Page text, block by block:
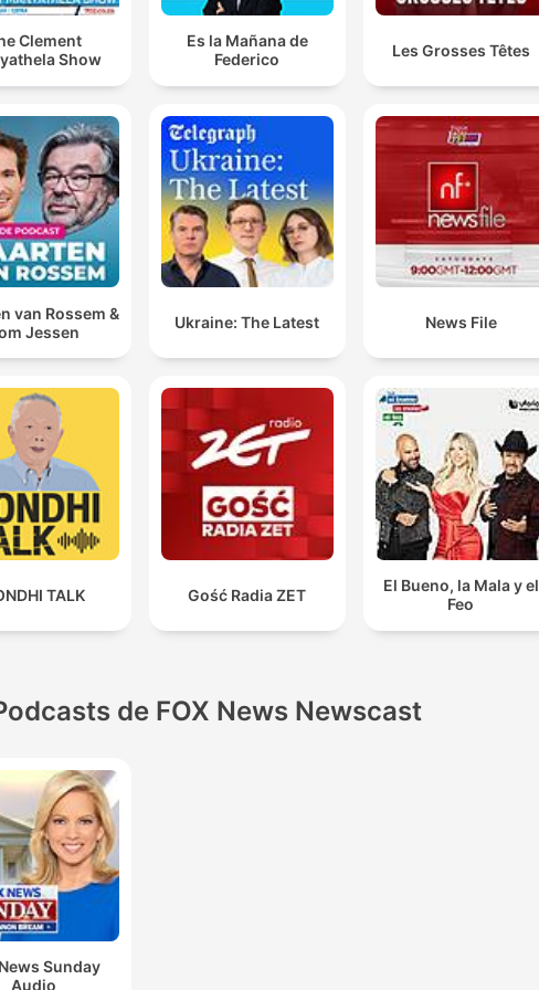
Clement
Show
Es la Mañana de
Federico
Les Grosses Têtes
van Rossem &
Jessen
Ukraine: The Latest News File
TALK Gość Radia ZET
El Bueno, la Mala y el
Feo
de FOX News Newscast
Sunday
Audio